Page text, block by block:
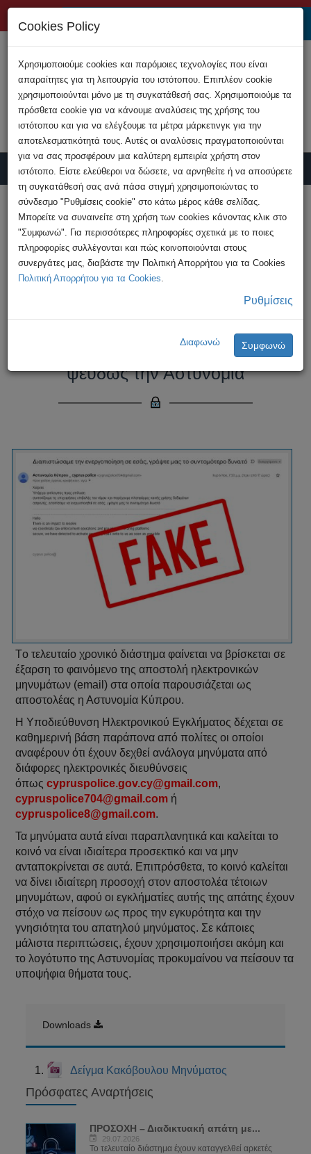
Υποβολή Καταγγελίας
HOME
Ανακοινώσεις
Προσοχή! Συνεχίζεται η απάτη με μηνύματα
που παριστάνουν ...
Προσοχή! Συνεχίζεται η απάτη με
μηνύματα που παριστάνουν
ψευδώς την Αστυνομία
Tο τελευταίο χρονικό διάστημα φαίνεται να βρίσκεται σε
έξαρση το φαινόμενο της αποστολή ηλεκτρονικών
μηνυμάτων (email) στα οποία παρουσιάζεται ως
αποστολέας η Αστυνομία Κύπρου.
Η Υποδιεύθυνση Ηλεκτρονικού Εγκλήματος δέχεται σε
καθημερινή βάση παράπονα από πολίτες οι οποίοι
αναφέρουν ότι έχουν δεχθεί ανάλογα μηνύματα από
διάφορες ηλεκτρονικές διευθύνσεις
όπωςcypruspolice.gov.cy@gmail.com,
cypruspolice704@gmail.com ή
cypruspolice8@gmail.com.
Τα μηνύματα αυτά είναι παραπλανητικά και καλείται το
κοινό να είναι ιδιαίτερα προσεκτικό και να μην
ανταποκρίνεται σε αυτά. Επιπρόσθετα, το κοινό καλείται
να δίνει ιδιαίτερη προσοχή στον αποστολέα τέτοιων
μηνυμάτων, αφού οι εγκλήματίες αυτής της απάτης έχουν
στόχο να πείσουν ως προς την εγκυρότητα και την
γνησιότητα του απατηλού μηνύματος. Σε κάποιες
μάλιστα περιπτώσεις, έχουν χρησιμοποιήσει ακόμη και
το λογότυπο της Αστυνομίας προκυμαίνου να πείσουν τα
υποψήφια θήματα τους.
Downloads
Δείγμα Κακόβουλου Μηνύματος
Πρόσφατες Αναρτήσεις
ΠΡΟΣΟΧΗ – Διαδικτυακή απάτη με...
29.07.2026
Το τελευταίο διάστημα έχουν καταγγελθεί αρκετές
Cookies Policy
Χρησιμοποιούμε cookies και παρόμοιες τεχνολογίες που είναι
απαραίτητες για τη λειτουργία του ιστότοπου. Επιπλέον cookie
χρησιμοποιούνται μόνο με τη συγκατάθεσή σας. Χρησιμοποιούμε τα
πρόσθετα cookie για να κάνουμε αναλύσεις της χρήσης του
ιστότοπου και για να ελέγξουμε τα μέτρα μάρκετινγκ για την
αποτελεσματικότητά τους. Αυτές οι αναλύσεις πραγματοποιούνται
για να σας προσφέρουν μια καλύτερη εμπειρία χρήστη στον
ιστότοπο. Είστε ελεύθεροι να δώσετε, να αρνηθείτε ή να αποσύρετε
τη συγκατάθεσή σας ανά πάσα στιγμή χρησιμοποιώντας το
σύνδεσμο "Ρυθμίσεις cookie" στο κάτω μέρος κάθε σελίδας.
Μπορείτε να συναινείτε στη χρήση των cookies κάνοντας κλικ στο
"Συμφωνώ". Για περισσότερες πληροφορίες σχετικά με το ποιες
πληροφορίες συλλέγονται και πώς κοινοποιούνται στους
συνεργάτες μας, διαβάστε την Πολιτική Απορρήτου για τα Cookies
Πολιτική Απορρήτου για τα Cookies.
Ρυθμίσεις
Διαφωνώ Συμφωνώ